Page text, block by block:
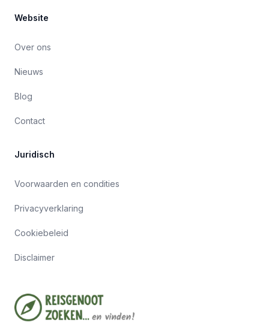
Website
Over ons
Nieuws
Blog
Contact
Juridisch
Voorwaarden en condities
Privacyverklaring
Cookiebeleid
Disclaimer